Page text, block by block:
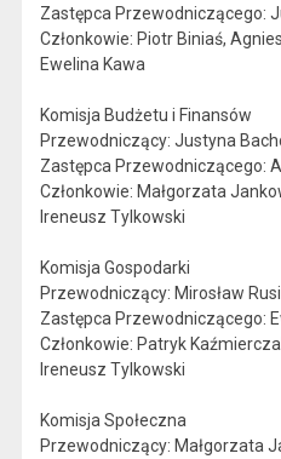
Zastępca Przewodniczącego:
Członkowie: Piotr Biniaś,
Ewelina Kawa
Komisja Budżetu i Finansów
Przewodniczący: Justyna
Zastępca Przewodniczącego:
Członkowie: Małgorzata
Ireneusz Tylkowski
Komisja Gospodarki
Przewodniczący: Mirosław
Zastępca Przewodniczącego:
Członkowie: Patryk
Ireneusz Tylkowski
Komisja Społeczna
Przewodniczący: Małgorzata